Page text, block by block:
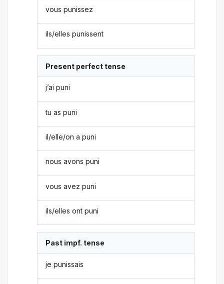
vous punissez
ils/elles punissent
Present perfect tense
j’ai puni
tu as puni
il/elle/on a puni
nous avons puni
vous avez puni
ils/elles ont puni
Past impf. tense
je punissais